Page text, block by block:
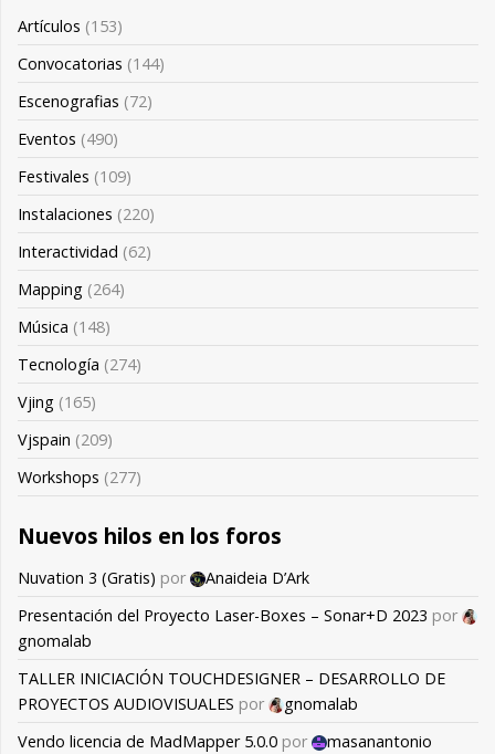
Artículos (153)
Convocatorias (144)
Escenografias (72)
Eventos (490)
Festivales (109)
Instalaciones (220)
Interactividad (62)
Mapping (264)
Música (148)
Tecnología (274)
Vjing (165)
Vjspain (209)
Workshops (277)
Nuevos hilos en los foros
Nuvation 3 (Gratis) por
Anaideia D’Ark
Presentación del Proyecto Laser-Boxes – Sonar+D 2023 por
gnomalab
TALLER INICIACIÓN TOUCHDESIGNER – DESARROLLO DE
PROYECTOS AUDIOVISUALES por
gnomalab
Vendo licencia de MadMapper 5.0.0 por
masanantonio